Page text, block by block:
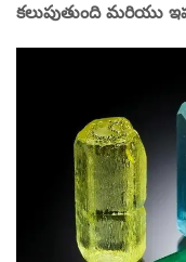
కలుపుతుంది మరియు